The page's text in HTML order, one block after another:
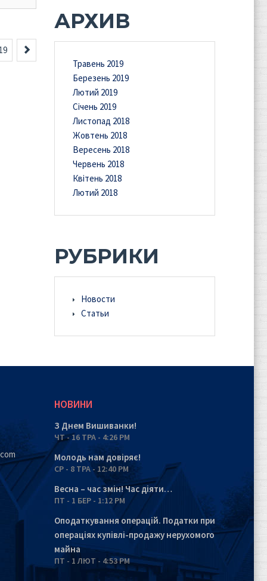
19
АРХИВ
Травень 2019
Березень 2019
Лютий 2019
Січень 2019
Листопад 2018
Жовтень 2018
Вересень 2018
Червень 2018
Квітень 2018
Лютий 2018
РУБРИКИ
Новости
Статьи
НОВИНИ
З Днем Вишиванки!
ЧТ - 16 ТРА - 4:26 PM
Молодь нам довіряє!
СР - 8 ТРА - 12:40 PM
Весна – час змін! Час діяти…
ПТ - 1 БЕР - 1:12 PM
Оподаткування операцій. Податки при
операціях купівлі-продажу нерухомого
майна
ПТ - 1 ЛЮТ - 4:53 PM